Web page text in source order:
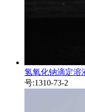
氢氧化钠滴定溶
号:1310-73-2